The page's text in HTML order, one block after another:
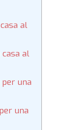
al
al
una
una